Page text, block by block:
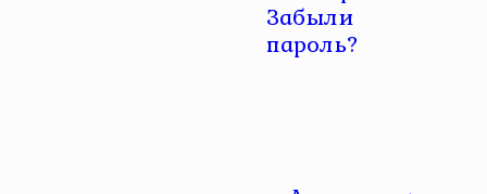
Забыли
пароль?